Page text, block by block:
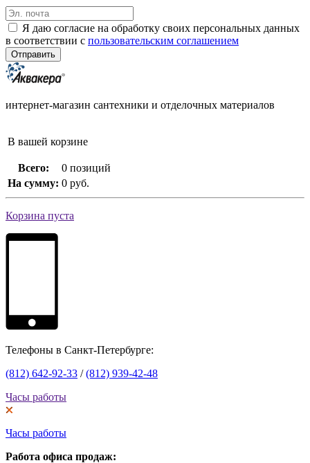
Я даю согласие на обработку своих персональных данных
в соответствии с пользовательским соглашением
интернет-магазин сантехники и отделочных материалов
В вашей корзине
Всего:
0 позиций
На сумму: 0 руб.
Корзина пуста
Телефоны в Санкт-Петербурге:
(812) 642-92-33 /(812) 939-42-48
Часы работы
Часы работы
Работа офиса продаж: